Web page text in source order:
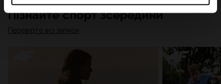
відповідної онлайн-реклами, проведення аналітики,
відповідності вмісту та вдосконалення рішень, які
пропонують наші партнери (наприклад, соціальні
мережі). Детальну інформацію можна знайти в нашій
та в розділі «Деталі».
Пізнайте спорт зсередини
Перевірте всі записи